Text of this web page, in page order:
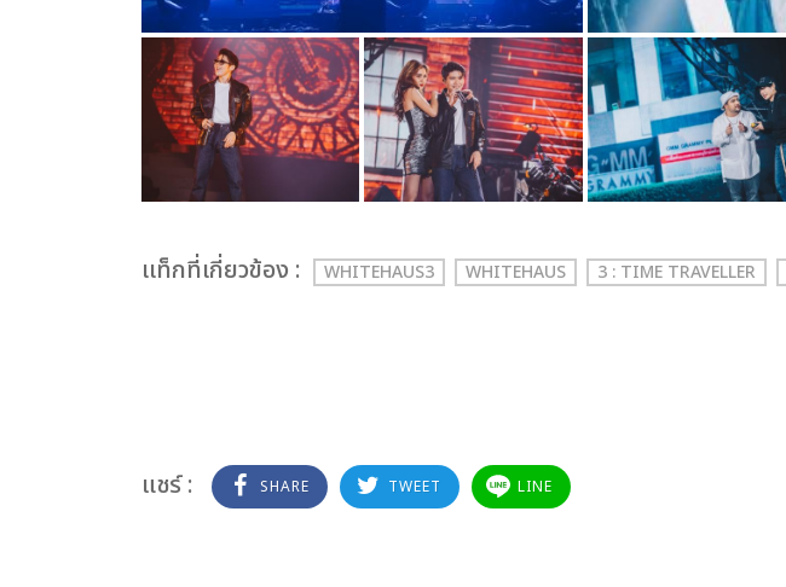
เเท็กที่เกี่ยวข้อง : WHITEHAUS3 WHITEHAUS 3 : TIME TRAVELLER
แชร์ : SHARE TWEET LINE